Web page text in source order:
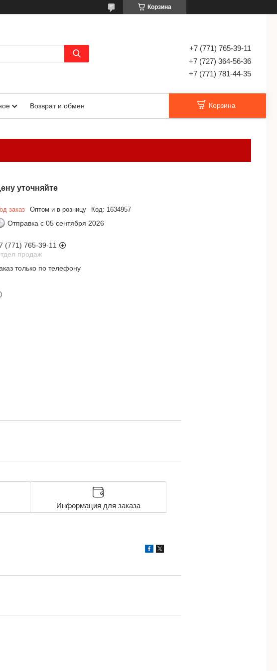
Корзина
+7 (771) 765-39-11
+7 (727) 364-56-36
+7 (771) 781-44-35
Возврат и обмен Корзина
уточняйте
заказ Оптом и в розницу Код: 1634957
Отправка с 05 сентября 2026
(771) 765-39-11
продаж
только по телефону
Информация для заказа